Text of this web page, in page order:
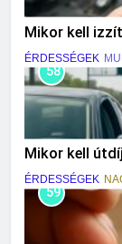
Mikor kell
ÉRDESSÉGEK
58
Mikor kell
ÉRDESSÉGEK
59